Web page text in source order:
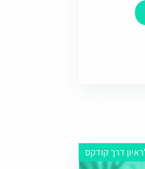
דרך קודקס